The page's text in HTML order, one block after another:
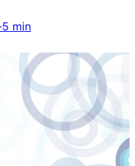
·5 min